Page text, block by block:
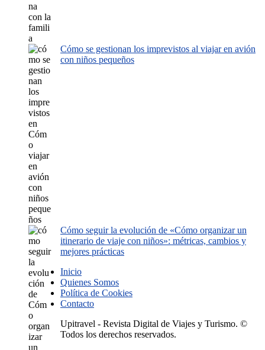
Cómo se gestionan los imprevistos al viajar en avión
con niños pequeños
Cómo seguir la evolución de «Cómo organizar un
itinerario de viaje con niños»: métricas, cambios y
mejores prácticas
Inicio
Quienes Somos
Política de Cookies
Contacto
Upitravel - Revista Digital de Viajes y Turismo. ©
Todos los derechos reservados.